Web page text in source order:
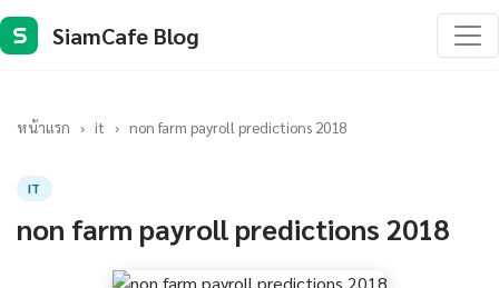
S SiamCafe Blog
หน้าแรก › it › non farm payroll predictions 2018
IT
non farm payroll predictions 2018